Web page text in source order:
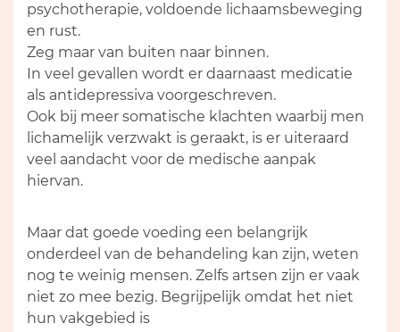
psychotherapie, voldoende lichaamsbeweging
en rust.
Zeg maar van buiten naar binnen.
In veel gevallen wordt er daarnaast medicatie
als antidepressiva voorgeschreven.
Ook bij meer somatische klachten waarbij men
lichamelijk verzwakt is geraakt, is er uiteraard
veel aandacht voor de medische aanpak
hiervan.
Maar dat goede voeding een belangrijk
onderdeel van de behandeling kan zijn, weten
nog te weinig mensen. Zelfs artsen zijn er vaak
niet zo mee bezig. Begrijpelijk omdat het niet
hun vakgebied is